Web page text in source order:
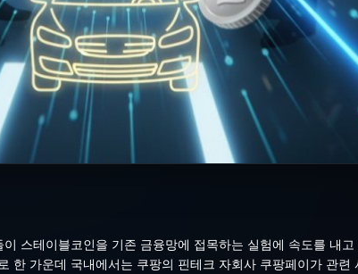
스테이블코인을 기존 금융망에 접목하는 실험에 속도를 내
한 가운데 국내에서는 쿠팡의 핀테크 자회사 쿠팡페이가 관련